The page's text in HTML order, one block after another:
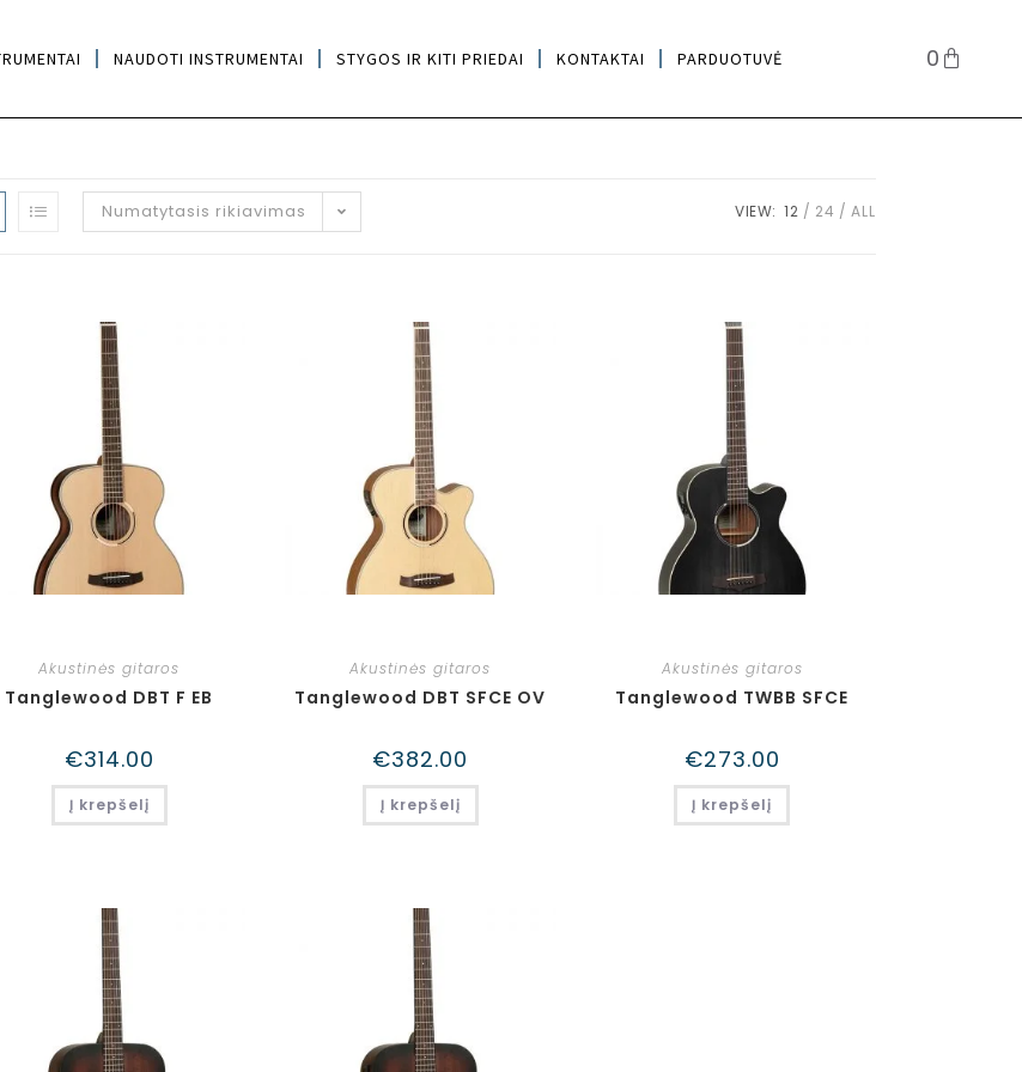
NAUDOTI INSTRUMENTAI STYGOS IR KITI PRIEDAI KONTAKTAI PARDUOTUVĖ 0
Numatytasis rikiavimas VIEW: 12 24 ALL
Akustinės gitaros
Tanglewood DBT F EB
€314.00
Į krepšelį
Akustinės gitaros
Tanglewood DBT SFCE OV
€382.00
Į krepšelį
Akustinės gitaros
Tanglewood TWBB SFCE
€273.00
Į krepšelį